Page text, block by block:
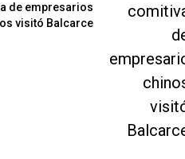
de empresarios
visitó Balcarce